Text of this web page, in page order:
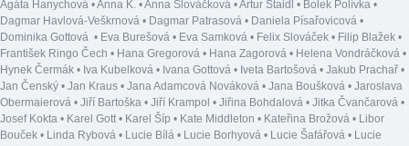
Agáta Hanychová •Anna K. •Anna Slováčková •Artur Štaidl • Bolek Polívka •
Dagmar Havlová-Veškrnová • Dagmar Patrasová • Daniela Písařovicová •
Dominika Gottová • Eva Burešová • Eva Samková • Felix Slováček • Filip Blažek •
František Ringo Čech • Hana Gregorová • Hana Zagorová • Helena Vondráčková •
Hynek Čermák • Iva Kubelková • Ivana Gottová • Iveta Bartošová • Jakub Prachař •
Jan Čenský • Jan Kraus • Jana Adamcová Nováková • Jana Boušková • Jaroslava
Obermaierová • Jiří Bartoška • Jiří Krampol • Jiřina Bohdalová • Jitka Čvančarová •
Josef Kokta • Karel Gott• Karel Šíp • Kate Middleton • Kateřina Brožová • Libor
Bouček • Linda Rybová • Lucie Bílá • Lucie Borhyová • Lucie Šafářová • Lucie